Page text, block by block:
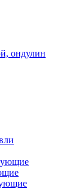
ондулин